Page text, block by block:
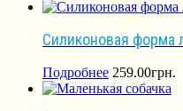
Силиконовая форма
Подробнее 259.00грн.